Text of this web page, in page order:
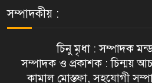
সম্পাদকীয় :
চিনু মৃধা : সম্পাদক
সম্পাদক ও প্রকাশক : চিন্ময়
কামাল মোস্তফা, সহযোগী